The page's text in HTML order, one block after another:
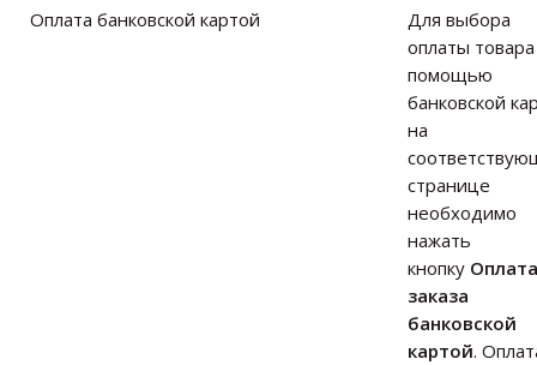
Оплата банковской картой
Для выбора
оплаты товара
помощью
банковской
на
странице
необходимо
нажать
кнопку Оплата
заказа
банковской
картой.